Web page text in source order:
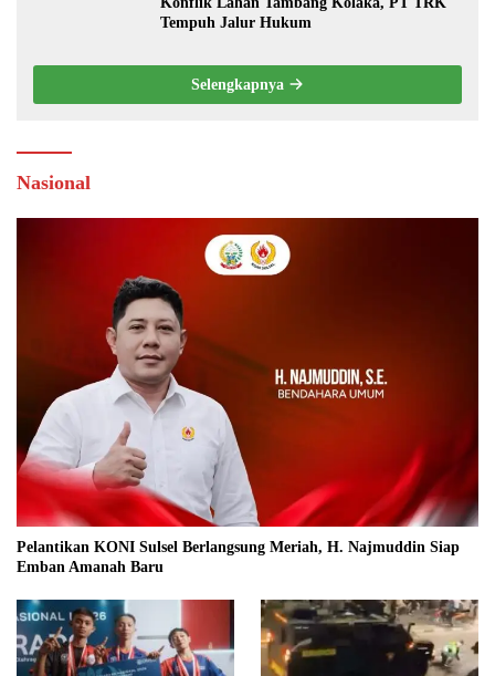
Tempuh Jalur Hukum
Selengkapnya
Nasional
Pelantikan KONI Sulsel Berlangsung Meriah, H. Najmuddin Siap
Emban Amanah Baru